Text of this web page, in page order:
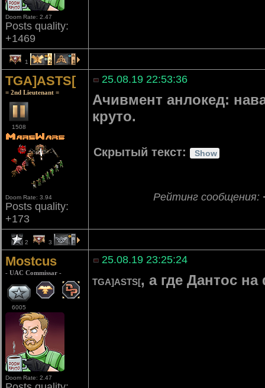
Doom Rate: 2.47
Posts quality:
+1469
1 2 1
TGA]ASTS[
= 2nd Lieutenant =
1508
Doom Rate: 3.94
Posts quality:
+173
25.08.19 22:53:36
Ачивмент анлокед:
круто.
Скрытый текст:
Рейтинг сообщения:
2 3 1
Mostcus
- UAC Commissar -
6005
Doom Rate: 2.47
25.08.19 23:25:24
TGA]ASTS[, а где Дантос на